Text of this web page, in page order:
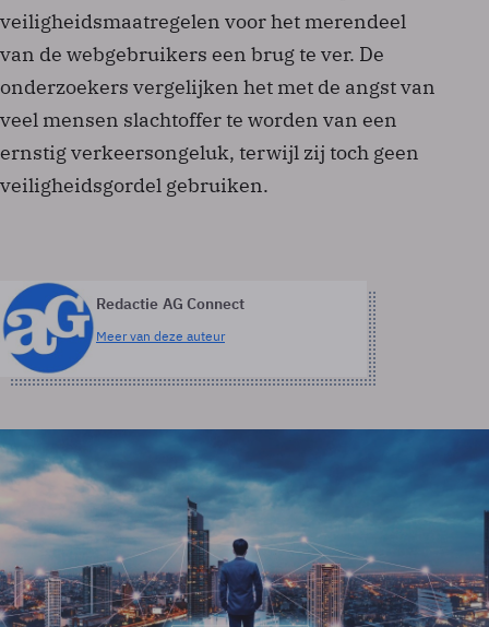
veiligheidsmaatregelen voor het merendeel
van de webgebruikers een brug te ver. De
onderzoekers vergelijken het met de angst van
veel mensen slachtoffer te worden van een
ernstig verkeersongeluk, terwijl zij toch geen
veiligheidsgordel gebruiken.
Redactie AG Connect
Meer van deze auteur